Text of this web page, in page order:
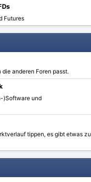
Futures
anderen Foren passt.
)Software und
tippen, es gibt etwas zu